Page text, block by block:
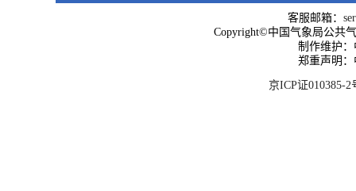
客服邮箱：
Copyright©中国气象局公共
制作维护
郑重声明
京ICP证010385-2